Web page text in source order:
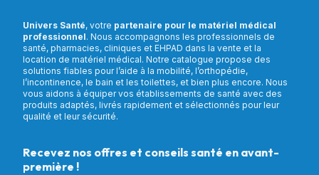
Univers Santé, votre partenaire pour le matériel médical
professionnel. Nous accompagnons les professionnels de
santé, pharmacies, cliniques et EHPAD dans la vente et la
location de matériel médical. Notre catalogue propose des
solutions fiables pour l’aide à la mobilité, l’orthopédie,
l’incontinence, le bain et les toilettes, et bien plus encore. Nous
vous aidons à équiper vos établissements de santé avec des
produits adaptés, livrés rapidement et sélectionnés pour leur
qualité et leur sécurité.
Recevez nos offres et conseils santé en avant-
première !